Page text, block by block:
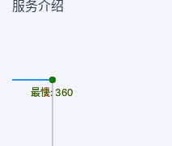
服务介绍
最慢: 360
最快: 360